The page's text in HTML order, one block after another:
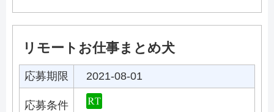
リモートお仕事まとめ犬
応募期限 2021-08-01
応募条件